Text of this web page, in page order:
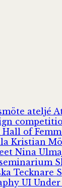
ateljé
Hall of
Kristian
Nina
seminarium
Tecknare
UI